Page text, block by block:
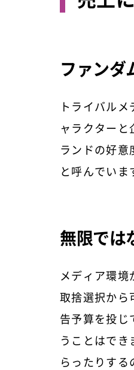
ファンダ
トライバル
ャラクターと
ランドの好意
と呼んでいま
無限では
メディア環
取捨選択から
告予算を投じ
うことはでき
らったりする